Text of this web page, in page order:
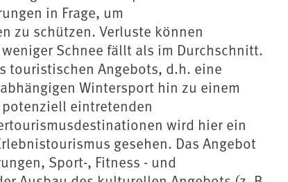
in Frage, um
zu schützen. Verluste können
Schnee fällt als im Durchschnitt.
touristischen Angebots, d.h. eine
Wintersport hin zu einem
eintretenden
wird hier ein
gesehen. Das Angebot
Sport-, Fitness - und